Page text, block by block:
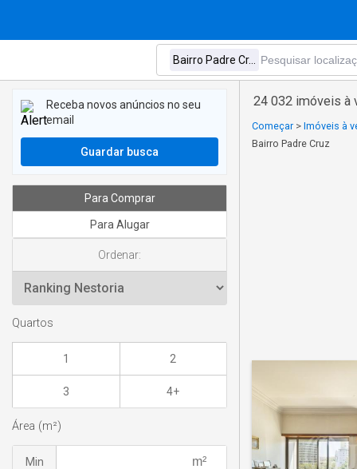
24 032 imóveis à
Começar > Imóveis à
Bairro Padre Cruz
Receba novos anúncios no seu
email
Guardar busca
Para Comprar
Para Alugar
Ordenar:
Quartos
1 2
3 4+
Área (m²)
Min